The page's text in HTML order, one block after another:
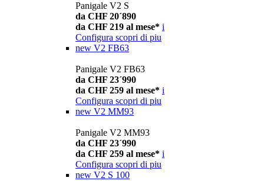
Panigale V2 S
da CHF 20´890
da CHF 219 al mese* i
Configura scopri di piu
new V2 FB63
Panigale V2 FB63
da CHF 23´990
da CHF 259 al mese* i
Configura scopri di piu
new V2 MM93
Panigale V2 MM93
da CHF 23´990
da CHF 259 al mese* i
Configura scopri di piu
new V2 S 100